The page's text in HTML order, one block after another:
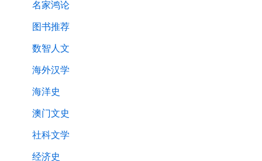
名家鸿论
图书推荐
数智人文
海外汉学
海洋史
澳门文史
社科文学
经济史